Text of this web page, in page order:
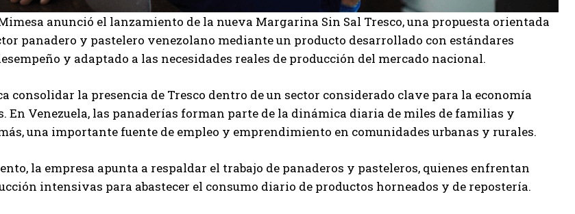
I WANT IN
anunció el lanzamiento de la nueva Margarina Sin Sal Tresco, una propuesta orientada
panadero y pastelero venezolano mediante un producto desarrollado con estándares
y adaptado a las necesidades reales de producción del mercado nacional.
consolidar la presencia de Tresco dentro de un sector considerado clave para la economía
En Venezuela, las panaderías forman parte de la dinámica diaria de miles de familias y
una importante fuente de empleo y emprendimiento en comunidades urbanas y rurales.
la empresa apunta a respaldar el trabajo de panaderos y pasteleros, quienes enfrentan
intensivas para abastecer el consumo diario de productos horneados y de repostería.